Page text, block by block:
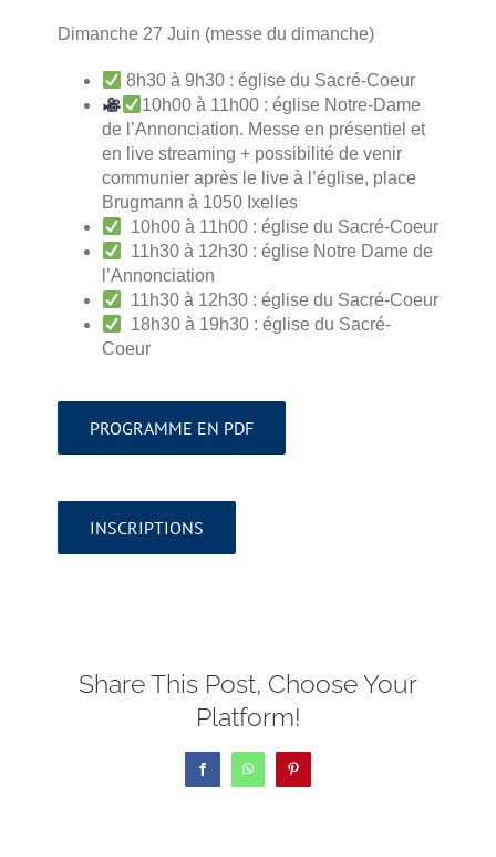
Dimanche 27 Juin (messe du dimanche)
8h30 à 9h30 : église du Sacré-Coeur
10h00 à 11h00 : église Notre-Dame
de l’Annonciation. Messe en présentiel et
en live streaming + possibilité de venir
communier après le live à l’église, place
Brugmann à 1050 Ixelles
10h00 à 11h00 : église du Sacré-Coeur
11h30 à 12h30 : église Notre Dame de
l’Annonciation
11h30 à 12h30 : église du Sacré-Coeur
18h30 à 19h30 : église du Sacré-
Coeur
PROGRAMME EN PDF
INSCRIPTIONS
Share This Post, Choose Your
Platform!
FacebookWhatsApp